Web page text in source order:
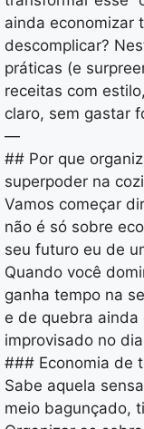
ainda economizar
descomplicar?
práticas (e
receitas com
claro, sem gastar
—
## Por que
superpoder na
Vamos começar
não é só sobre
seu futuro eu de
Quando você
ganha tempo na
e de quebra ainda
improvisado no
### Economia de
Sabe aquela
meio bagunçado,